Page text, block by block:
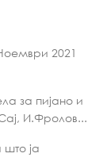
2021
за пијано и
И.Фролов...
ја